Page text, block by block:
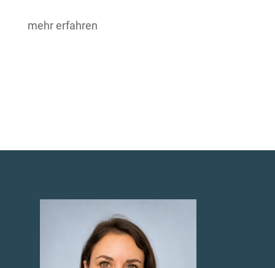
mehr erfahren